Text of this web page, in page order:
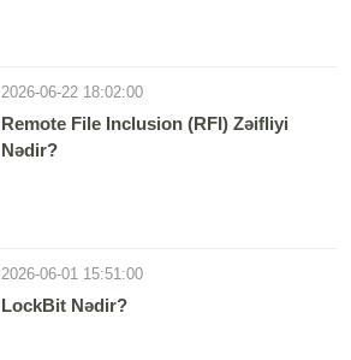
2026-06-22 18:02:00
Remote File Inclusion (RFI) Zəifliyi
Nədir?
2026-06-01 15:51:00
LockBit Nədir?